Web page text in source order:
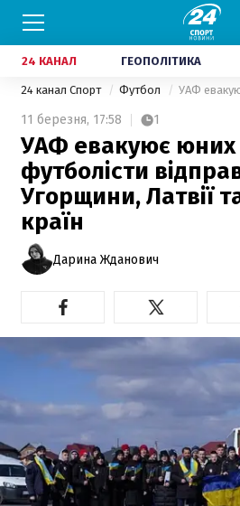
24 КАНАЛ ГЕОПОЛІТИКА
24 канал Спорт Футбол
11 березня, 17:58 1
УАФ евакуює юних
футболісти
Угорщини, Латвії
країн
Дарина Жданович